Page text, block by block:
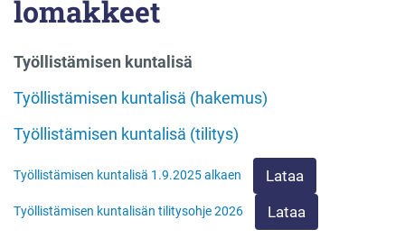
lomakkeet
Työllistämisen kuntalisä
Työllistämisen kuntalisä (hakemus)
Työllistämisen kuntalisä (tilitys)
Työllistämisen kuntalisä 1.9.2025 alkaen Lataa
Työllistämisen kuntalisän tilitysohje 2026 Lataa